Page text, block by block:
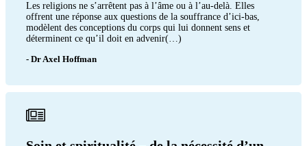
Les religions ne s’arrêtent pas à l’âme ou à l’au-delà. Elles
offrent une réponse aux questions de la souffrance d’ici-bas,
modèlent des conceptions du corps qui lui donnent sens et
déterminent ce qu’il doit en advenir(…)
- Dr Axel Hoffman